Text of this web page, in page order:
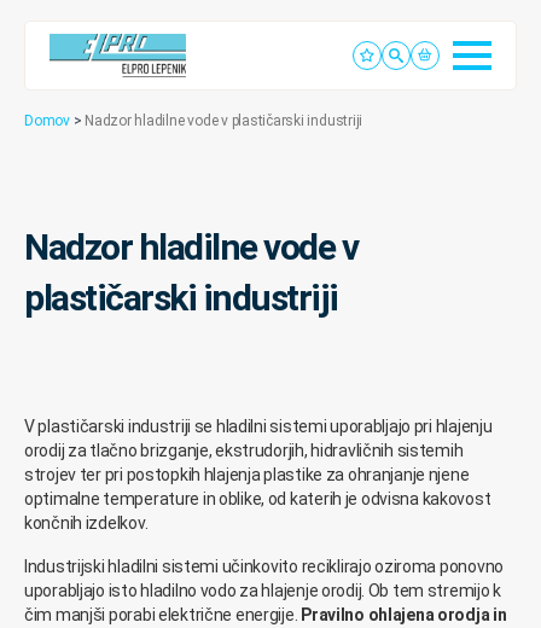
Domov > Nadzor hladilne vode v plastičarski industriji
Nadzor hladilne vode v
plastičarski industriji
V plastičarski industriji se hladilni sistemi uporabljajo pri hlajenju
orodij za tlačno brizganje, ekstrudorjih, hidravličnih sistemih
strojev ter pri postopkih hlajenja plastike za ohranjanje njene
optimalne temperature in oblike, od katerih je odvisna kakovost
končnih izdelkov.
Industrijski hladilni sistemi učinkovito reciklirajo oziroma ponovno
uporabljajo isto hladilno vodo za hlajenje orodij. Ob tem stremijo k
čim manjši porabi električne energije. Pravilno ohlajena orodja in